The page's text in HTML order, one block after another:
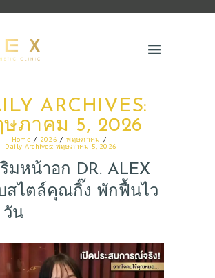
ARCHIVES:
ภาคม 5, 2026
Home 2026 พฤษภาคม
Daily Archives: พฤษภาคม 5, 2026
ริมหน้าอก DR. ALEX
สไตล์คุณกิ๊ง พักฟื้นไว
วัน